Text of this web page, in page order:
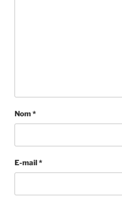
Nom*
E-mail *